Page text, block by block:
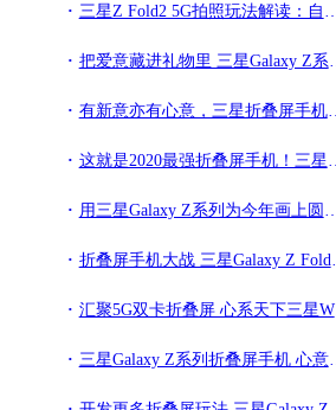
三星Z Fold2 5G拍照玩法解读：自带“自拍杆”，黑科技满满
把爱意藏进礼物里 三星Galaxy Z系列礼物指南请收好
有新意亦有心意，三星折叠屏手机成表达爱意的佳选
这就是2020最强折叠屏手机！三星Galaxy Z Fold2 5G诚意满满
用三星Galaxy Z系列为今年画上圆满句号，让爱与温暖开启崭新的一年
折叠屏手机大战 三星Galaxy Z Fold2 5G取胜的“软硬”之道
汇聚5G双卡折叠屏 心系天下三星W21 5G全国震撼首销
三星Galaxy Z系列折叠屏手机 心意臻选解锁冬日浪漫